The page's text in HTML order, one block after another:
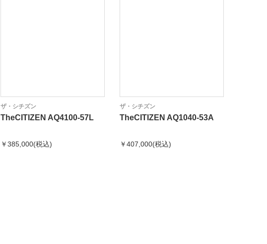
ザ・シチズン
TheCITIZEN AQ4100-57L
￥385,000(税込)
ザ・シチズン
TheCITIZEN AQ1040-53A
￥407,000(税込)